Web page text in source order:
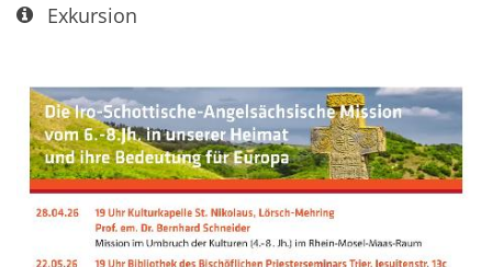
Art bzw. Nummer:
Exkursion